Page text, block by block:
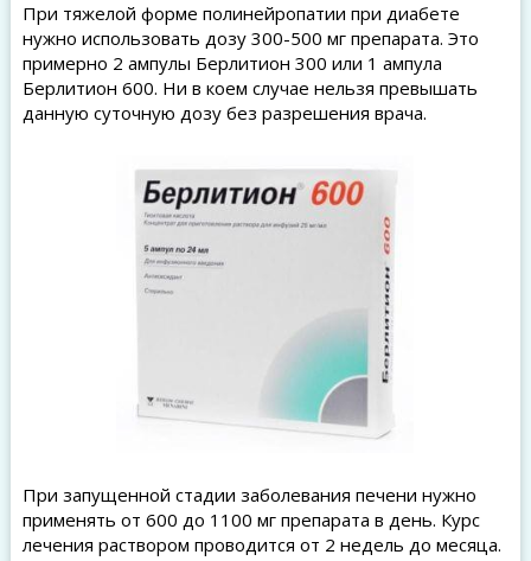
При тяжелой форме полинейропатии при диабете
нужно использовать дозу 300-500 мг препарата. Это
примерно 2 ампулы Берлитион 300 или 1 ампула
Берлитион 600. Ни в коем случае нельзя превышать
данную суточную дозу без разрешения врача.
При запущенной стадии заболевания печени нужно
применять от 600 до 1100 мг препарата в день. Курс
лечения раствором проводится от 2 недель до месяца.